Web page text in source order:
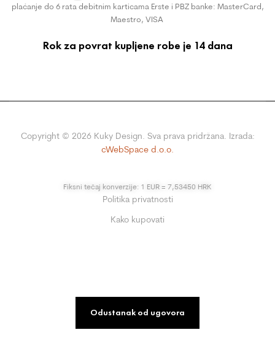
plaćanje do 6 rata debitnim karticama Erste i PBZ banke: MasterCard,
Maestro, VISA
Rok za povrat kupljene robe je 14 dana
Copyright © 2026Kuky Design. Sva prava pridržana. Izrada:
cWebSpace d.o.o.
Fiksni tečaj konverzije: 1 EUR = 7,53450 HRK
Politika privatnosti
Kako kupovati
Odustanak od ugovora